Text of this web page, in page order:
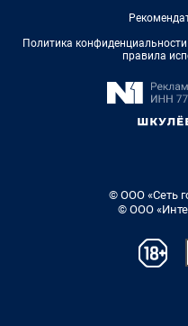
Политика
правила
© ООО «Сеть
© ООО